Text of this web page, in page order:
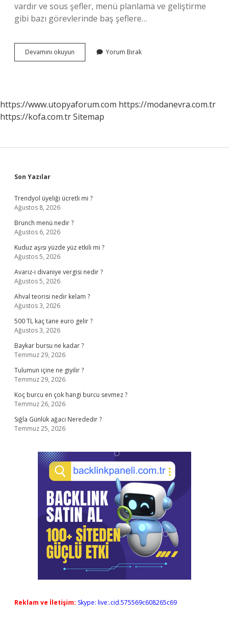
vardır ve sous şefler, menü planlama ve geliştirme
gibi bazı görevlerinde baş şeflere…
Devamını okuyun
Şef
Yorum Bırak
https://www.utopyaforum.com https://modanevra.com.tr
https://kofa.com.trSitemap
Sidebar
Son Yazılar
Trendyol üyeliği ücretli mi ?
Ağustos 8, 2026
Brunch menü nedir ?
Ağustos 6, 2026
Kuduz aşısı yüzde yüz etkili mi ?
Ağustos 5, 2026
Avarız-i divaniye vergisi nedir ?
Ağustos 5, 2026
Ahval teorisi nedir kelam ?
Ağustos 3, 2026
500 TL kaç tane euro gelir ?
Ağustos 3, 2026
Baykar bursu ne kadar ?
Temmuz 29, 2026
Tulumun içine ne giyilir ?
Temmuz 29, 2026
Koç burcu en çok hangi burcu sevmez ?
Temmuz 26, 2026
Sığla Günlük ağacı Nerededir ?
Temmuz 25, 2026
Reklam ve İletişim: Skype: live:.cid.575569c608265c69